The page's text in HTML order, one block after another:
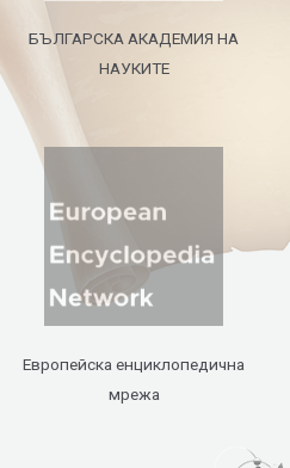
БЪЛГАРСКА АКАДЕМИЯ НА
НАУКИТЕ
Европейска енциклопедична
мрежа